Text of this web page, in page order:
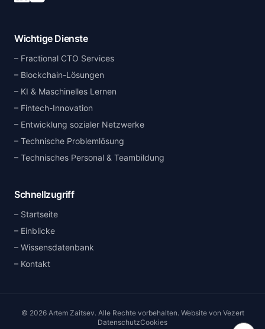
Wichtige Dienste
Fractional CTO Services
Blockchain-Lösungen
KI & Maschinelles Lernen
Fintech-Innovation
Entwicklung sozialer Netzwerke
Technische Problemlösung
Technisches Personal & Teambildung
Schnellzugriff
Startseite
Einblicke
Wissensdatenbank
Kontakt
© 2026 Artem Zaitsev. Alle Rechte vorbehalten. Website von Vezert
DatenschutzCookies